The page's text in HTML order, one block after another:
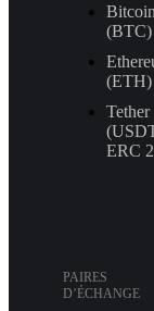
Bitcoin
(BTC)
(ETH)
Tether
ERС
PAIRES
D’ÉCHANGE